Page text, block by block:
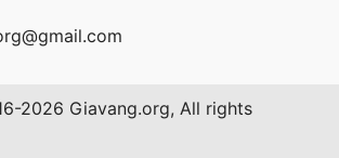
2026 Giavang.org, All rights